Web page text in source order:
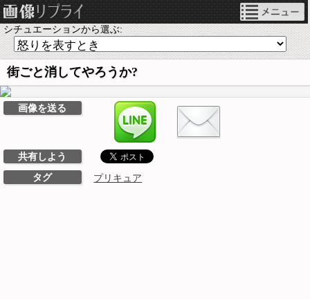
ネタ画像リプライ
シチュエーションから選ぶ:
街ごと消してやろうか?
画像を送る LINEで送る
共有しよう
タグ
プリキュア